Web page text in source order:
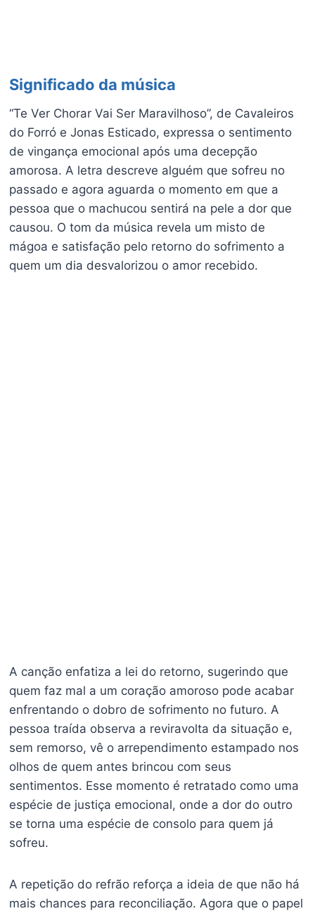
Significado da música
“Te Ver Chorar Vai Ser Maravilhoso”, de Cavaleiros
do Forró e Jonas Esticado, expressa o sentimento
de vingança emocional após uma decepção
amorosa. A letra descreve alguém que sofreu no
passado e agora aguarda o momento em que a
pessoa que o machucou sentirá na pele a dor que
causou. O tom da música revela um misto de
mágoa e satisfação pelo retorno do sofrimento a
quem um dia desvalorizou o amor recebido.
A canção enfatiza a lei do retorno, sugerindo que
quem faz mal a um coração amoroso pode acabar
enfrentando o dobro de sofrimento no futuro. A
pessoa traída observa a reviravolta da situação e,
sem remorso, vê o arrependimento estampado nos
olhos de quem antes brincou com seus
sentimentos. Esse momento é retratado como uma
espécie de justiça emocional, onde a dor do outro
se torna uma espécie de consolo para quem já
sofreu.
A repetição do refrão reforça a ideia de que não há
mais chances para reconciliação. Agora que o papel